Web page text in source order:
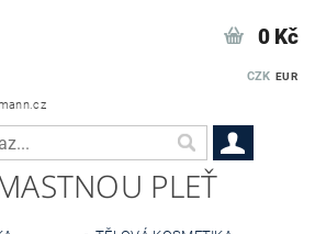
CZK EUR
0 Kč
PLEŤ